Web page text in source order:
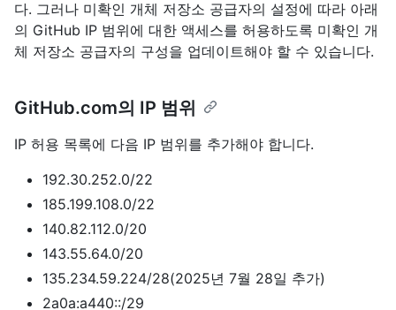
다. 그러나 미확인 개체 저장소 공급자의 설정에 따라 아래
의 GitHub IP 범위에 대한 액세스를 허용하도록 미확인 개
체 저장소 공급자의 구성을 업데이트해야 할 수 있습니다.
GitHub.com의 IP 범위
IP 허용 목록에 다음 IP 범위를 추가해야 합니다.
192.30.252.0/22
185.199.108.0/22
140.82.112.0/20
143.55.64.0/20
135.234.59.224/28(2025년 7월 28일 추가)
2a0a:a440::/29